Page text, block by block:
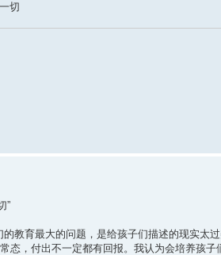
切
”
教育最大的问题，是给孩子们描述的现实太
态，付出不一定都有回报。我认为会培养孩